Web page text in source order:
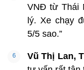
VNĐ từ Thái
lý. Xe chạy
5/5 sao.”
Vũ Thị Lan,